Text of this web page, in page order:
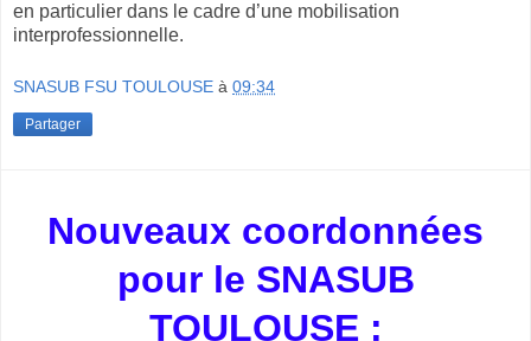
en particulier dans le cadre d’une mobilisation
interprofessionnelle.
SNASUB FSU TOULOUSE à 09:34
Partager
Nouveaux coordonnées
pour le SNASUB
TOULOUSE :